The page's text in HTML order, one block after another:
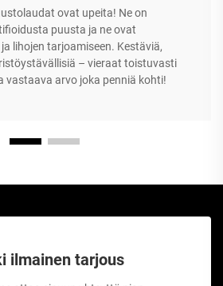
ovat upeita! Ne on
puusta ja ne ovat
lihojen tarjoamiseen. Kestäviä,
– vieraat toistuvasti
vastaava arvo joka penniä kohti!
ilmainen tarjous